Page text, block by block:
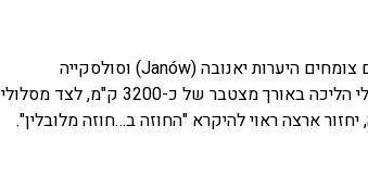
פרובינציית לובלין נחשבת גם גן עדן למטיילים, במיוחד לתיירים יהודים דתיים. שם צומחים היערות יאנובה (Janów) וסולסקייה
(Solska), היא עשירה בעמקים ציורים יפהפיים, נהרות מרהיבים, ויש בה גם מסלולי הליכה באורך מצטבר של כ-3200 ק"מ, לצד מסלולי